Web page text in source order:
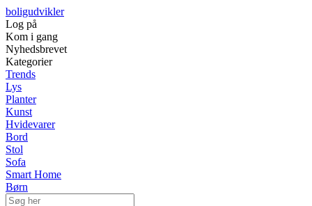
boligudvikler
Log på
Kom i gang
Nyhedsbrevet
Kategorier
Trends
Lys
Planter
Kunst
Hvidevarer
Bord
Stol
Sofa
Smart Home
Børn